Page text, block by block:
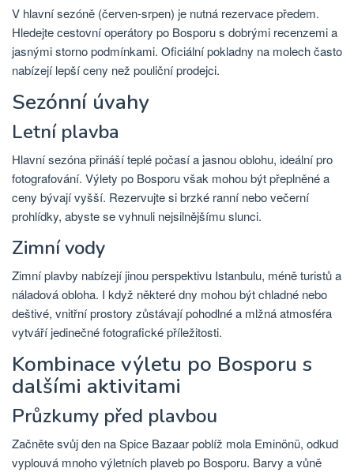
V hlavní sezóně (červen-srpen) je nutná rezervace předem.
Hledejte cestovní operátory po Bosporu s dobrými recenzemi a
jasnými storno podmínkami. Oficiální pokladny na molech často
nabízejí lepší ceny než pouliční prodejci.
Sezónní úvahy
Letní plavba
Hlavní sezóna přináší teplé počasí a jasnou oblohu, ideální pro
fotografování. Výlety po Bosporu však mohou být přeplněné a
ceny bývají vyšší. Rezervujte si brzké ranní nebo večerní
prohlídky, abyste se vyhnuli nejsilnějšímu slunci.
Zimní vody
Zimní plavby nabízejí jinou perspektivu Istanbulu, méně turistů a
náladová obloha. I když některé dny mohou být chladné nebo
deštivé, vnitřní prostory zůstávají pohodlné a mlžná atmosféra
vytváří jedinečné fotografické příležitosti.
Kombinace výletu po Bosporu s
dalšími aktivitami
Průzkumy před plavbou
Začněte svůj den na Spice Bazaar poblíž mola Eminönü, odkud
vyplouvá mnoho výletních plaveb po Bosporu. Barvy a vůně